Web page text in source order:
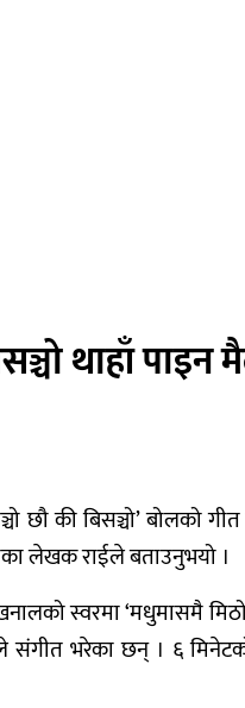
थाहाँ पाइन
छौ की बिसञ्चो’
लेखक राईले बताउनुभयो ।
स्वरमा ‘मधुमासमै
संगीत भरेका छन् । ६